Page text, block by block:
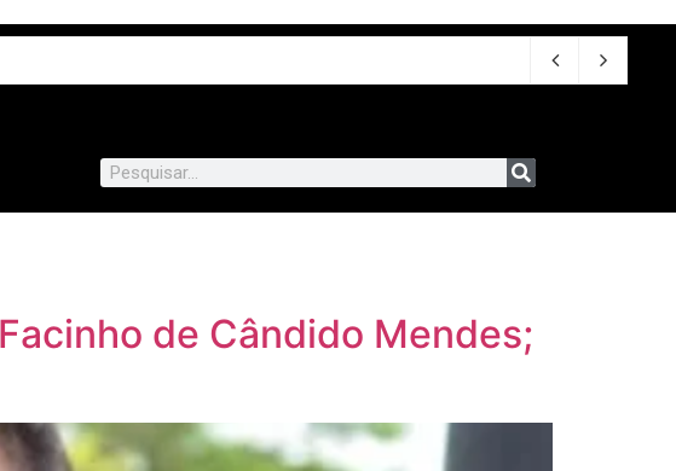
de Cândido Mendes;